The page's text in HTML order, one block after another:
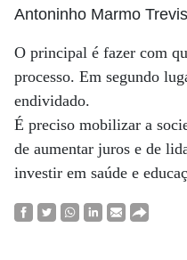
Antoninho Marmo
O principal é fazer com
processo. Em segundo
endividado.
É preciso mobilizar a
de aumentar juros e de
investir em saúde e